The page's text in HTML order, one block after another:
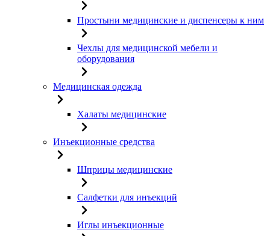
Простыни медицинские и диспенсеры к ним
Чехлы для медицинской мебели и
оборудования
Медицинская одежда
Халаты медицинские
Инъекционные средства
Шприцы медицинские
Салфетки для инъекций
Иглы инъекционные